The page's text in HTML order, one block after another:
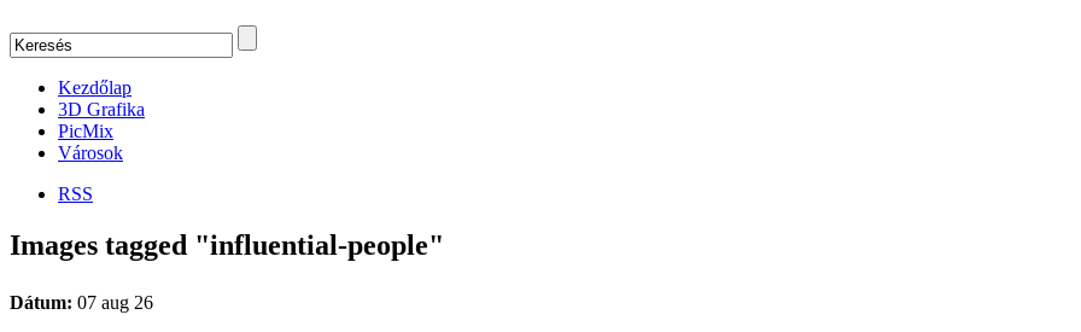
Kezdőlap
3D Grafika
PicMix
Városok
RSS
Images tagged "influential-people"
Dátum: 07 aug 26